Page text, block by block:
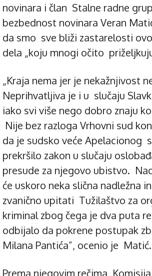
novinara i član Stalne radne
bezbednost novinara Veran
da smo sve bliži zastarelosti
dela „koju mnogi očito
„Kraja nema jer je nekažnjivost
Neprihvatljiva je i u slučaju
iako svi više nego dobro znaju
Nije bez razloga Vrhovni sud
da je sudsko veće Apelacionog
prekršilo zakon u slučaju
presude za njegovo ubistvo.
će uskoro neka slična nadležna
zvanično upitati Tužilaštvo za
kriminal zbog čega je dva puta
odbijalo da pokrene postupak
Milana Pantića”, ocenio je Matić.
Prema njegovim rečima,